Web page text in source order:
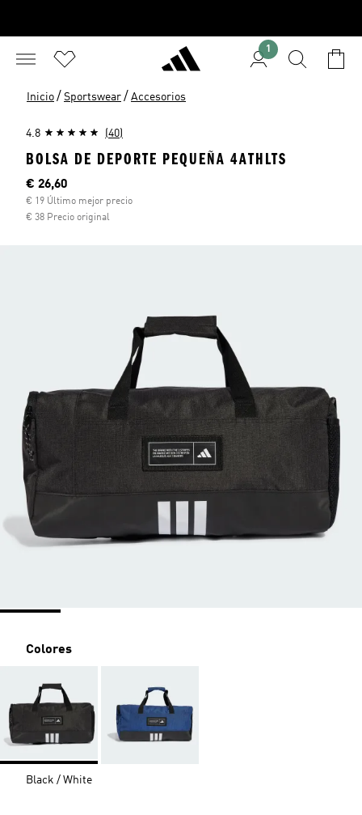
1
Inicio / Sportswear / Accesorios
4.8 (40)
BOLSA DE DEPORTE PEQUEÑA 4ATHLTS
Precio actual
€ 26,60
€ 19 Último mejor precio
€ 38 Precio original
Colores
Black / White